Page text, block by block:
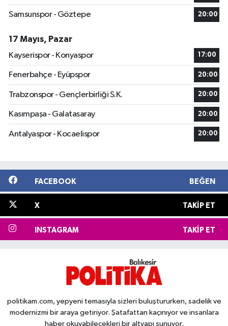
Samsunspor - Göztepe 20:00
17 Mayıs, Pazar
Kayserispor - Konyaspor
17:00
Fenerbahçe - Eyüpspor 20:00
Trabzonspor - Gençlerbirliği S.K. 20:00
Kasımpaşa - Galatasaray 20:00
Antalyaspor - Kocaelispor 20:00
FACEBOOK BEĞEN
X TAKIP ET
INSTAGRAM TAKIP ET
politikam.com, yepyeni temasıyla sizleri buluştururken, sadelik ve
modernizmi bir araya getiriyor. Şatafattan kaçınıyor ve insanlara
haber okuyabilecekleri bir altyapı sunuyor.